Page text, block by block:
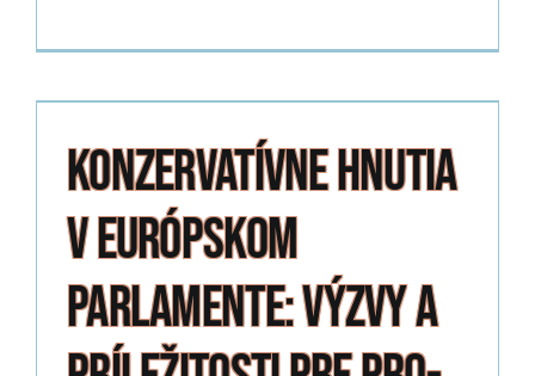
Konzervatívne hnutia
v Európskom
parlamente: výzvy a